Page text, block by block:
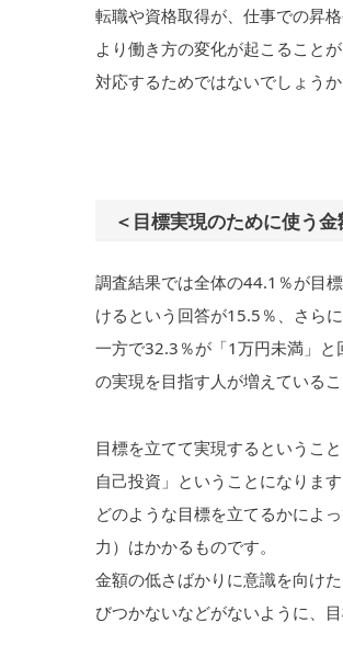
転職や資格取得が、仕事での昇
より働き方の変化が起こること
対応するためではないでしょうか
＜目標実現のために使う
調査結果では全体の44.1％が目
けるという回答が15.5％、さら
一方で32.3％が「1万円未満」
の実現を目指す人が増えているこ
目標を立てて実現するというこ
自己投資」ということになります
どのような目標を立てるかによ
力）はかかるものです。
金額の低さばかりに意識を向け
びつかないなどがないように、